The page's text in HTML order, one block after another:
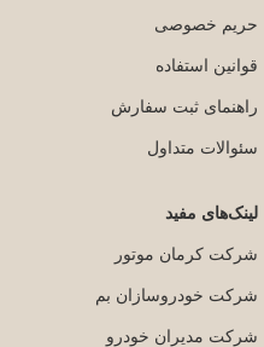
حریم خصوصی
قوانین استفاده
راهنمای ثبت سفارش
سئوالات متداول
لینک‌های مفید
شرکت کرمان موتور
شرکت خودروسازان بم
شرکت مدیران خودرو